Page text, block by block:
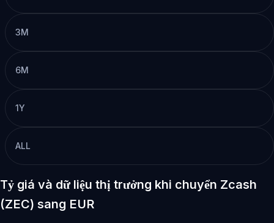
3M
6M
1Y
ALL
Tỷ giá và dữ liệu thị trưởng khi chuyển Zcash
(ZEC) sang EUR